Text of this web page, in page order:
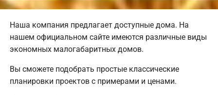
Наша компания предлагает доступные дома. На
нашем официальном сайте имеются различные виды
экономных малогабаритных домов.
Вы сможете подобрать простые классические
планировки проектов с примерами и ценами.